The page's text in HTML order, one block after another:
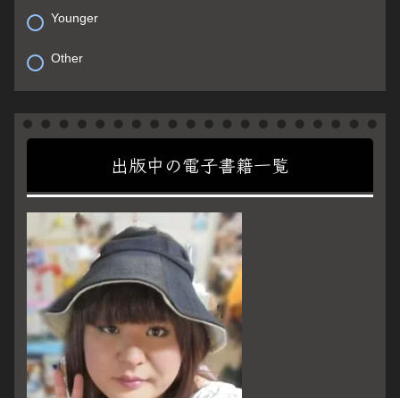
Younger
Other
出版中の電子書籍一覧